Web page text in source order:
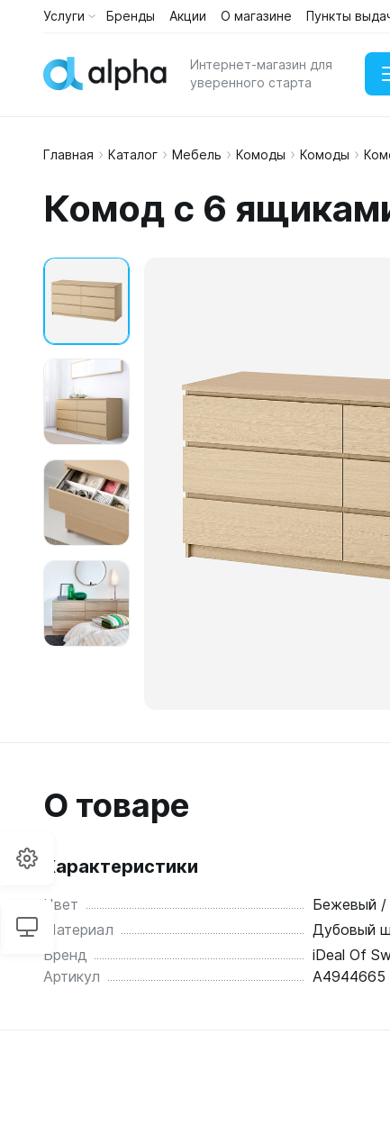
Услуги Бренды Акции О магазине Пункты
Интернет-магазин для
уверенного старта
Главная Каталог Мебель Комоды Комоды
Комод с 6
О товаре
Характеристики
Цвет
Бежевый /
Материал
Дубовый
Бренд
iDeal Of
Артикул
A4944665